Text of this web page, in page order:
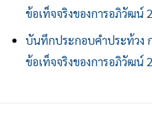
ข้อเท็จจริงของการอภิวัฒน์
บันทึกประกอบคำประท้วง
ข้อเท็จจริงของการอภิวัฒน์